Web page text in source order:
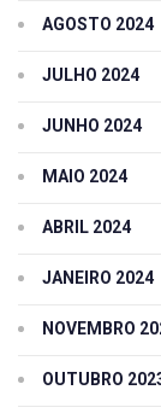
AGOSTO 2024
JULHO 2024
JUNHO 2024
MAIO 2024
ABRIL 2024
JANEIRO 2024
NOVEMBRO
OUTUBRO